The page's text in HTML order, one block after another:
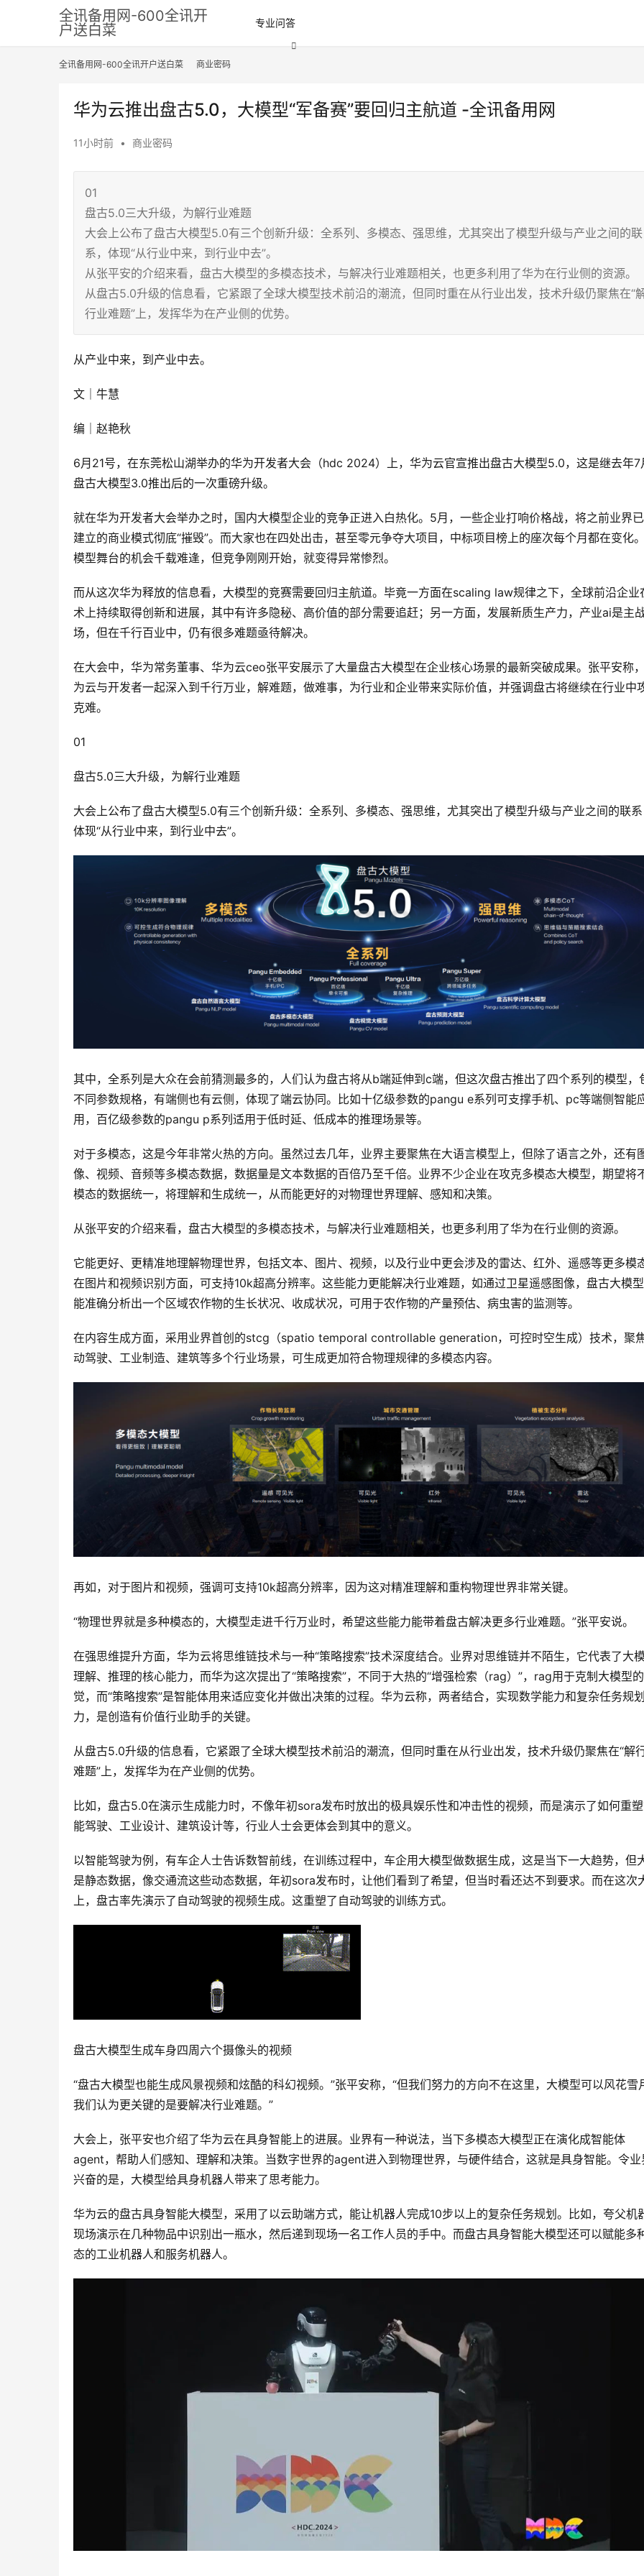
全讯备用网-600全讯开
户送白菜
专业问答
全讯备用网-600全讯开户送白菜 商业密码
华为云推出盘古5.0，大模型“军备赛”要回归主航道 -全讯备用网
11小时前 • 商业密码
01
盘古5.0三大升级，为解行业难题
大会上公布了盘古大模型5.0有三个创新升级：全系列、多模态、强思维，尤其突出了模型升级与产业之间的联
系，体现“从行业中来，到行业中去”。
从张平安的介绍来看，盘古大模型的多模态技术，与解决行业难题相关，也更多利用了华为在行业侧的资源。
从盘古5.0升级的信息看，它紧跟了全球大模型技术前沿的潮流，但同时重在从行业出发，技术升级仍聚焦在“
行业难题”上，发挥华为在产业侧的优势。
从产业中来，到产业中去。
文｜牛慧
编｜赵艳秋
6月21号，在东莞松山湖举办的华为开发者大会（hdc 2024）上，华为云官宣推出盘古大模型5.0，这是继去年7
盘古大模型3.0推出后的一次重磅升级。
就在华为开发者大会举办之时，国内大模型企业的竞争正进入白热化。5月，一些企业打响价格战，将之前业界
建立的商业模式彻底“摧毁”。而大家也在四处出击，甚至零元争夺大项目，中标项目榜上的座次每个月都在变化
模型舞台的机会千载难逢，但竞争刚刚开始，就变得异常惨烈。
而从这次华为释放的信息看，大模型的竞赛需要回归主航道。毕竟一方面在scaling law规律之下，全球前沿企业
术上持续取得创新和进展，其中有许多隐秘、高价值的部分需要追赶；另一方面，发展新质生产力，产业ai是主
场，但在千行百业中，仍有很多难题亟待解决。
在大会中，华为常务董事、华为云ceo张平安展示了大量盘古大模型在企业核心场景的最新突破成果。张平安称
为云与开发者一起深入到千行万业，解难题，做难事，为行业和企业带来实际价值，并强调盘古将继续在行业中
克难。
01
盘古5.0三大升级，为解行业难题
大会上公布了盘古大模型5.0有三个创新升级：全系列、多模态、强思维，尤其突出了模型升级与产业之间的联
体现“从行业中来，到行业中去”。
其中，全系列是大众在会前猜测最多的，人们认为盘古将从b端延伸到c端，但这次盘古推出了四个系列的模型，
不同参数规格，有端侧也有云侧，体现了端云协同。比如十亿级参数的pangu e系列可支撑手机、pc等端侧智能
用，百亿级参数的pangu p系列适用于低时延、低成本的推理场景等。
对于多模态，这是今年非常火热的方向。虽然过去几年，业界主要聚焦在大语言模型上，但除了语言之外，还有
像、视频、音频等多模态数据，数据量是文本数据的百倍乃至千倍。业界不少企业在攻克多模态大模型，期望将
模态的数据统一，将理解和生成统一，从而能更好的对物理世界理解、感知和决策。
从张平安的介绍来看，盘古大模型的多模态技术，与解决行业难题相关，也更多利用了华为在行业侧的资源。
它能更好、更精准地理解物理世界，包括文本、图片、视频，以及行业中更会涉及的雷达、红外、遥感等更多模
在图片和视频识别方面，可支持10k超高分辨率。这些能力更能解决行业难题，如通过卫星遥感图像，盘古大模
能准确分析出一个区域农作物的生长状况、收成状况，可用于农作物的产量预估、病虫害的监测等。
在内容生成方面，采用业界首创的stcg（spatio temporal controllable generation，可控时空生成）技术，聚
动驾驶、工业制造、建筑等多个行业场景，可生成更加符合物理规律的多模态内容。
再如，对于图片和视频，强调可支持10k超高分辨率，因为这对精准理解和重构物理世界非常关键。
“物理世界就是多种模态的，大模型走进千行万业时，希望这些能力能带着盘古解决更多行业难题。”张平安说。
在强思维提升方面，华为云将思维链技术与一种“策略搜索”技术深度结合。业界对思维链并不陌生，它代表了大
理解、推理的核心能力，而华为这次提出了“策略搜索”，不同于大热的“增强检索（rag）”，rag用于克制大模型
觉，而“策略搜索”是智能体用来适应变化并做出决策的过程。华为云称，两者结合，实现数学能力和复杂任务规
力，是创造有价值行业助手的关键。
从盘古5.0升级的信息看，它紧跟了全球大模型技术前沿的潮流，但同时重在从行业出发，技术升级仍聚焦在“解
难题”上，发挥华为在产业侧的优势。
比如，盘古5.0在演示生成能力时，不像年初sora发布时放出的极具娱乐性和冲击性的视频，而是演示了如何重
能驾驶、工业设计、建筑设计等，行业人士会更体会到其中的意义。
以智能驾驶为例，有车企人士告诉数智前线，在训练过程中，车企用大模型做数据生成，这是当下一大趋势，但
是静态数据，像交通流这些动态数据，年初sora发布时，让他们看到了希望，但当时看还达不到要求。而在这次
上，盘古率先演示了自动驾驶的视频生成。这重塑了自动驾驶的训练方式。
盘古大模型生成车身四周六个摄像头的视频
“盘古大模型也能生成风景视频和炫酷的科幻视频。”张平安称，“但我们努力的方向不在这里，大模型可以风花雪
我们认为更关键的是要解决行业难题。”
大会上，张平安也介绍了华为云在具身智能上的进展。业界有一种说法，当下多模态大模型正在演化成智能体
agent，帮助人们感知、理解和决策。当数字世界的agent进入到物理世界，与硬件结合，这就是具身智能。令业
兴奋的是，大模型给具身机器人带来了思考能力。
华为云的盘古具身智能大模型，采用了以云助端方式，能让机器人完成10步以上的复杂任务规划。比如，夸父机
现场演示在几种物品中识别出一瓶水，然后递到现场一名工作人员的手中。而盘古具身智能大模型还可以赋能多
态的工业机器人和服务机器人。